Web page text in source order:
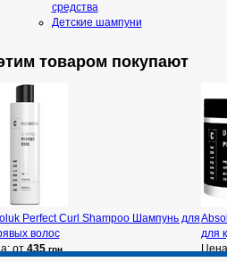
средства
Детские шампуни
товаром покупают
Perfect Curl Shampoo Шампунь для
волос
от435грн
для